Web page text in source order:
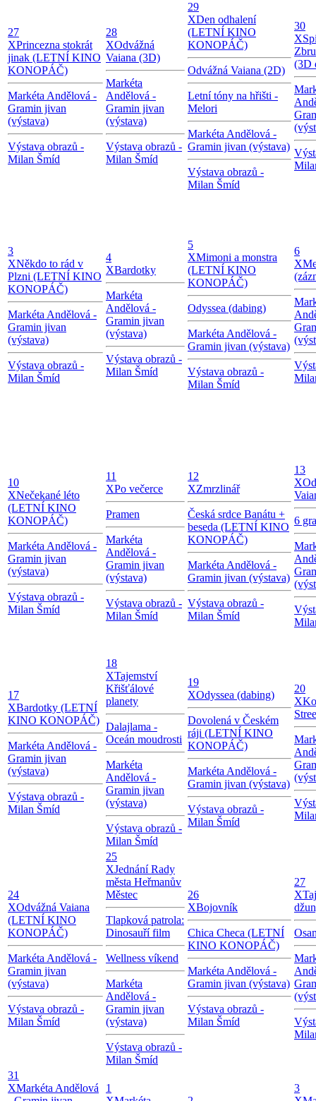
27
XPrincezna stokrát
jinak (LETNÍ KINO
KONOPÁČ)
Markéta Andělová -
Gramin jivan
(výstava)
Výstava obrazů -
Milan Šmíd
28
XOdvážná
Vaiana (3D)
Markéta
Andělová -
Gramin jivan
(výstava)
Výstava obrazů -
Milan Šmíd
29
XDen odhalení
(LETNÍ KINO
KONOPÁČ)
Odvážná Vaiana (2D)
Letní tóny na hřišti -
Melori
Markéta Andělová -
Gramin jivan (výstava)
Výstava obrazů -
Milan Šmíd
30
X
(3D
3
XNěkdo to rád v
Plzni (LETNÍ KINO
KONOPÁČ)
Markéta Andělová -
Gramin jivan
(výstava)
Výstava obrazů -
Milan Šmíd
4
XBardotky
Markéta
Andělová -
Gramin jivan
(výstava)
Výstava obrazů -
Milan Šmíd
5
XMimoni a monstra
(LETNÍ KINO
KONOPÁČ)
Odyssea (dabing)
Markéta Andělová -
Gramin jivan (výstava)
Výstava obrazů -
Milan Šmíd
6
X
10
XNečekané léto
(LETNÍ KINO
KONOPÁČ)
Markéta Andělová -
Gramin jivan
(výstava)
Výstava obrazů -
Milan Šmíd
11
XPo večerce
Pramen
Markéta
Andělová -
Gramin jivan
(výstava)
Výstava obrazů -
Milan Šmíd
12
XZmrzlinář
Česká srdce Banátu +
beseda (LETNÍ KINO
KONOPÁČ)
Markéta Andělová -
Gramin jivan (výstava)
Výstava obrazů -
Milan Šmíd
13
X
6
17
XBardotky (LETNÍ
KINO KONOPÁČ)
Markéta Andělová -
Gramin jivan
(výstava)
Výstava obrazů -
Milan Šmíd
18
XTajemství
Křišťálové
planety
Dalajlama -
Oceán moudrosti
Markéta
Andělová -
Gramin jivan
(výstava)
Výstava obrazů -
Milan Šmíd
19
XOdyssea (dabing)
Dovolená v Českém
ráji (LETNÍ KINO
KONOPÁČ)
Markéta Andělová -
Gramin jivan (výstava)
Výstava obrazů -
Milan Šmíd
20
X
24
XOdvážná Vaiana
(LETNÍ KINO
KONOPÁČ)
Markéta Andělová -
Gramin jivan
(výstava)
Výstava obrazů -
Milan Šmíd
25
XJednání Rady
města Heřmanův
Městec
Tlapková patrola:
Dinosauří film
Wellness víkend
Markéta
Andělová -
Gramin jivan
(výstava)
Výstava obrazů -
Milan Šmíd
26
XBojovník
Chica Checa (LETNÍ
KINO KONOPÁČ)
Markéta Andělová -
Gramin jivan (výstava)
Výstava obrazů -
Milan Šmíd
27
X
31
XMarkéta Andělová
1
3